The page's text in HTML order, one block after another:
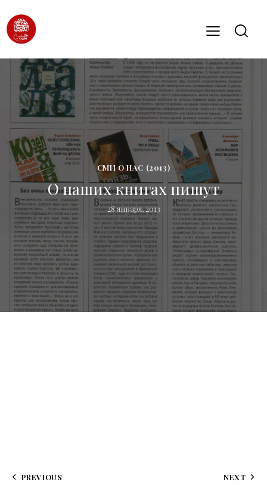
СМИ О НАС (2013)
О наших книгах пишут
28 января, 2013
PREVIOUS NEXT